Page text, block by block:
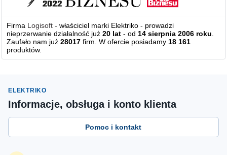
Firma Logisoft - właściciel marki Elektriko - prowadzi
nieprzerwanie działalność już20 lat - od14 sierpnia 2006 roku.
Zaufało nam już28017 firm. W ofercie posiadamy18 161
produktów.
ELEKTRIKO
Informacje, obsługa i konto klienta
Pomoc i kontakt